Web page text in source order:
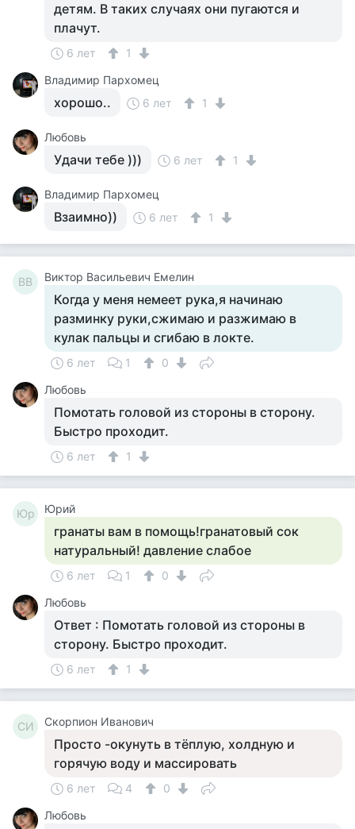
детям. В таких случаях они пугаются и
плачут.
6 лет
1
Владимир Пархомец
хорошо.. 6 лет 1
Любовь
Удачи тебе ))) 6 лет 1
Владимир Пархомец
Взаимно)) 6 лет 1
ВВ Виктор Васильевич Емелин
Когда у меня немеет рука,я начинаю
разминку руки,сжимаю и разжимаю в
кулак пальцы и сгибаю в локте.
6 лет 1
0
Любовь
Помотать головой из стороны в сторону.
Быстро проходит.
6 лет 1
Юр Юрий
гранаты вам в помощь!гранатовый сок
натуральный! давление слабое
6 лет 1
0
Любовь
Ответ : Помотать головой из стороны в
сторону. Быстро проходит.
6 лет 1
СИ Скорпион Иванович
Просто -окунуть в тёплую, холдную и
горячую воду и массировать
6 лет 4
0
Любовь